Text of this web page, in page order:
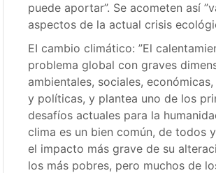
puede aportar”. Se acometen así
aspectos de la actual crisis
EI cambio climático: ”El
problema global con graves
ambientales, sociales,
y políticas, y plantea uno de los
desafíos actuales para la
clima es un bien común, de todos
el impacto más grave de su
los más pobres, pero muchos de